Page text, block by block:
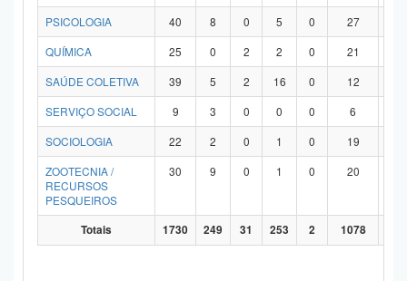
PSICOLOGIA 40 8 0 5 0 27
QUÍMICA
25 0 2 2 0 21
SAÚDE COLETIVA
39 5 2 16 0 12
SERVIÇO SOCIAL
9 3 0 0 0 6
SOCIOLOGIA
22 2 0 1 0 19
ZOOTECNIA /
RECURSOS
PESQUEIROS
30 9 0 1 0 20
Totais 1730 249 31 253 2 1078